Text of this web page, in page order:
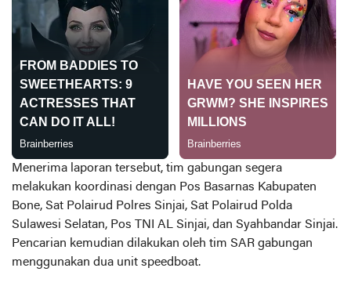
Menerima laporan tersebut, tim gabungan segera
melakukan koordinasi dengan Pos Basarnas Kabupaten
Bone, Sat Polairud Polres Sinjai, Sat Polairud Polda
Sulawesi Selatan, Pos TNI AL Sinjai, dan Syahbandar Sinjai.
Pencarian kemudian dilakukan oleh tim SAR gabungan
menggunakan dua unit speedboat.